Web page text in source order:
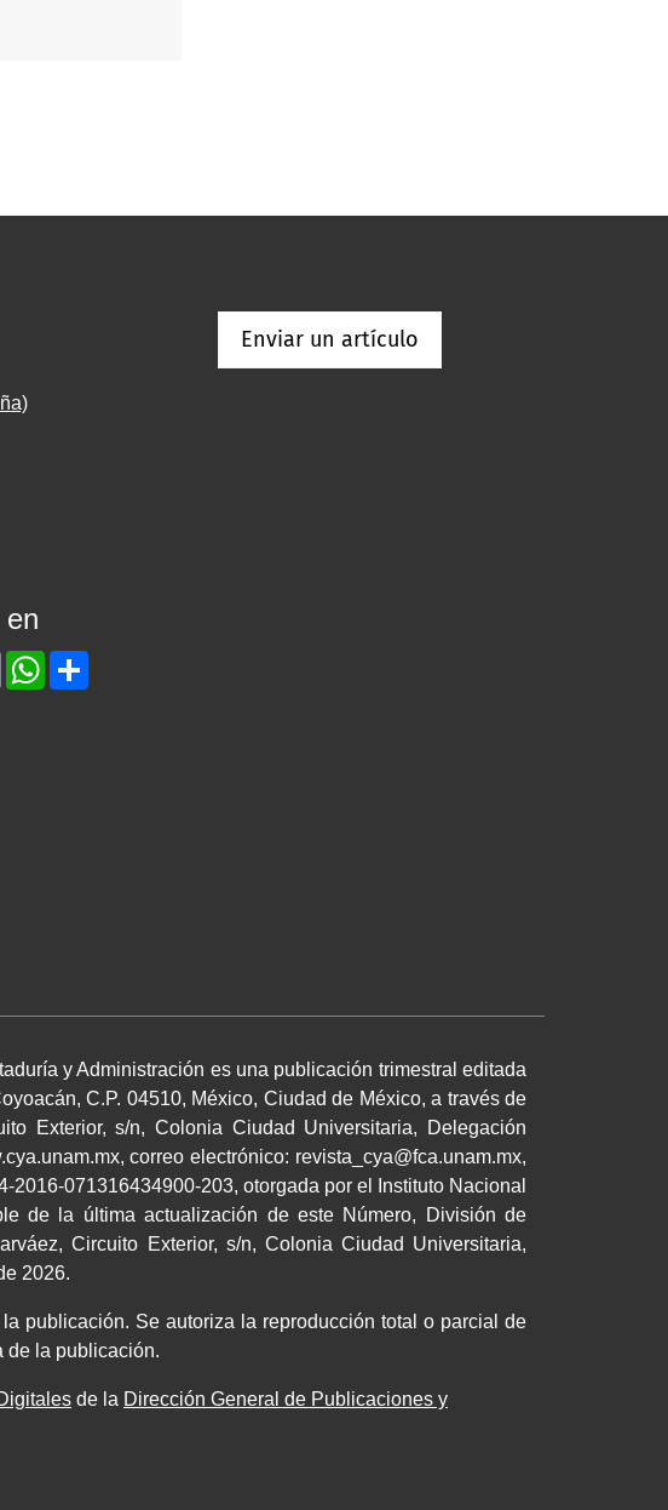
Enviar un artículo
EmailWhatsApp
y Administración es una publicación trimestral editada
C.P. 04510, México, Ciudad de México, a través de
Exterior, s/n, Colonia Ciudad Universitaria, Delegación
correo electrónico: revista_cya@fca.unam.mx,
071316434900-203, otorgada por el Instituto Nacional
de la última actualización de este Número, División de
Circuito Exterior, s/n, Colonia Ciudad Universitaria,
2026.
publicación. Se autoriza la reproducción total o parcial de
de la publicación.
de la Dirección General de Publicaciones y